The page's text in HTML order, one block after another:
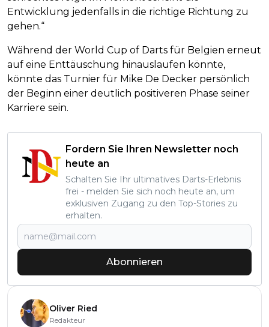
Entwicklung jedenfalls in die richtige Richtung zu
gehen.“
Während der World Cup of Darts für Belgien erneut
auf eine Enttäuschung hinauslaufen könnte,
könnte das Turnier für Mike De Decker persönlich
der Beginn einer deutlich positiveren Phase seiner
Karriere sein.
Fordern Sie Ihren Newsletter noch
heute an
Schalten Sie Ihr ultimatives Darts-Erlebnis
frei - melden Sie sich noch heute an, um
exklusiven Zugang zu den Top-Stories zu
erhalten.
Abonnieren
Oliver Ried
Redakteur